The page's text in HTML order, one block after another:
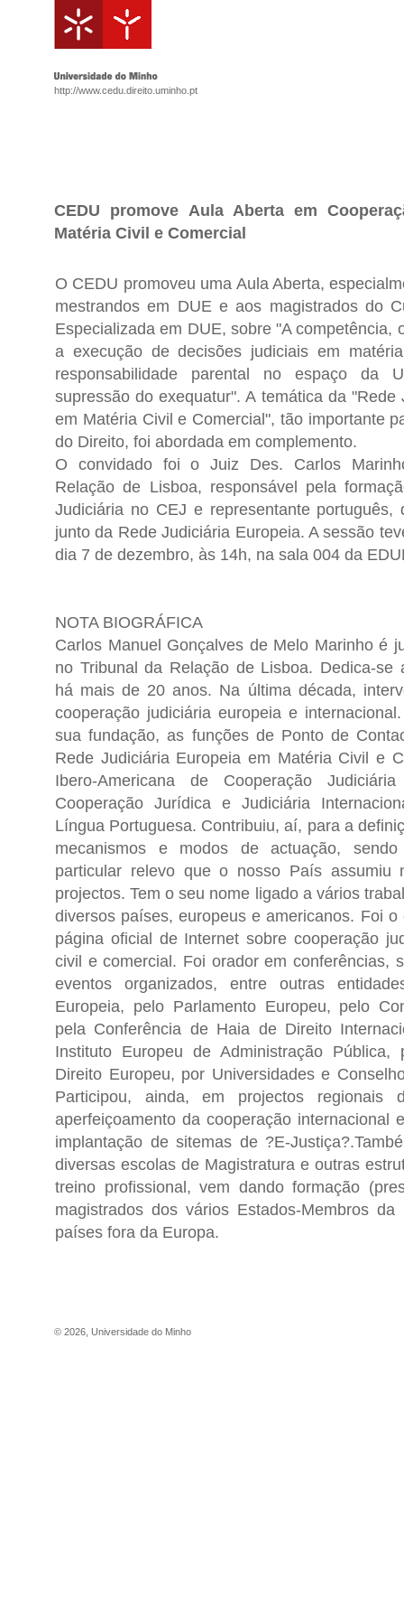
http://www.cedu.direito.uminho.pt
CEDU promove Aula Aberta em
Matéria Civil e Comercial
O CEDU promoveu uma Aula Aberta,
mestrandos em DUE e aos magistrados do
Especializada em DUE, sobre "A competência,
a execução de decisões judiciais em
responsabilidade parental no espaço da
supressão do exequatur". A temática da "Rede
em Matéria Civil e Comercial", tão importante
do Direito, foi abordada em complemento.
O convidado foi o Juiz Des. Carlos
Relação de Lisboa, responsável pela
Judiciária no CEJ e representante português,
junto da Rede Judiciária Europeia. A sessão
dia 7 de dezembro, às 14h, na sala 004 da
NOTA BIOGRÁFICA
Carlos Manuel Gonçalves de Melo Marinho é
no Tribunal da Relação de Lisboa. Dedica-se
há mais de 20 anos. Na última década,
cooperação judiciária europeia e
sua fundação, as funções de Ponto de
Rede Judiciária Europeia em Matéria Civil e
Ibero-Americana de Cooperação
Cooperação Jurídica e Judiciária
Língua Portuguesa. Contribuiu, aí, para a
mecanismos e modos de actuação, sendo
particular relevo que o nosso País assumiu
projectos. Tem o seu nome ligado a vários
diversos países, europeus e americanos. Foi o
página oficial de Internet sobre cooperação
civil e comercial. Foi orador em conferências,
eventos organizados, entre outras
Europeia, pelo Parlamento Europeu, pelo
pela Conferência de Haia de Direito
Instituto Europeu de Administração Pública,
Direito Europeu, por Universidades e
Participou, ainda, em projectos regionais
aperfeiçoamento da cooperação internacional
implantação de sitemas de ?E-
diversas escolas de Magistratura e outras
treino profissional, vem dando formação
magistrados dos vários Estados-Membros
países fora da Europa.
© 2026 Universidade do Minho